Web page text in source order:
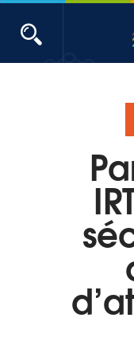
ACTUALITÉS
Produits
Etudes
Voyages
Toute